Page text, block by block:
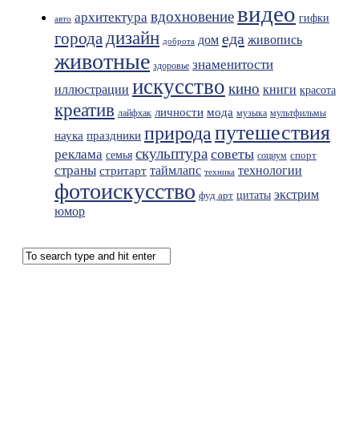
авто архитектура вдохновениевидео гифки
городадизайн доброта дом еда живопись
животные здоровье знаменитости
иллюстрации искусство кино книги красота
креатив лайфхак личности мода музыка мультфильмы
наука праздники природапутешествия
реклама семья скульптура советы социум спорт
страны стритарт таймлапс техника технологии
фотоискусство фуд арт цитаты экстрим
юмор